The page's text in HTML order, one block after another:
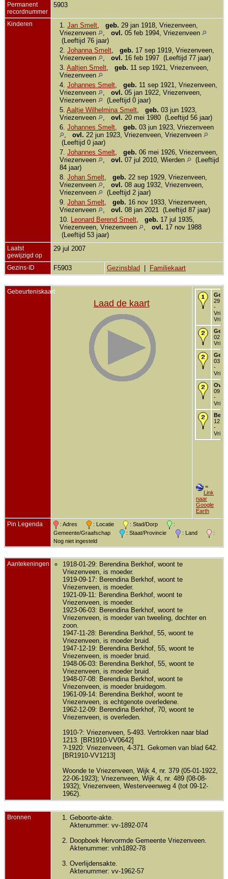
Permanent
recordnummer
5903
Kinderen 1. Jan Smelt geb. 29 jan 1918, Vriezenveen,
Vriezenveen
ovl. 05 feb 1994, Vriezenveen
(Leeftijd 76 jaar)
2. Johanna Smelt geb. 17 sep 1919, Vriezenveen,
Vriezenveen
ovl. 16 feb 1997 (Leeftijd 77 jaar)
3. Aaltjen Smelt geb. 11 sep 1921, Vriezenveen,
Vriezenveen
4. Johannes Smelt geb. 11 sep 1921, Vriezenveen,
Vriezenveen
ovl. 05 jan 1922, Vriezenveen,
Vriezenveen
(Leeftijd 0 jaar)
5. Aaltje Wilhelmina Smelt geb. 03 jun 1923,
Vriezenveen
ovl. 20 mei 1980 (Leeftijd 56 jaar)
6. Johannes Smelt geb. 03 jun 1923, Vriezenveen
ovl. 22 jun 1923, Vriezenveen, Vriezenveen
(Leeftijd 0 jaar)
7. Johannes Smelt geb. 06 mei 1926, Vriezenveen,
Vriezenveen
ovl. 07 jul 2010, Wierden
(Leeftijd
84 jaar)
8. Johan Smelt geb. 22 sep 1929, Vriezenveen,
Vriezenveen
ovl. 08 aug 1932, Vriezenveen,
Vriezenveen
(Leeftijd 2 jaar)
9. Johan Smelt geb. 16 nov 1933, Vriezenveen,
Vriezenveen
ovl. 08 jan 2021 (Leeftijd 87 jaar)
10.
Leonard Berend Smelt geb. 17 jul 1935,
Vriezenveen, Vriezenveen
ovl. 17 nov 1988
(Leeftijd 53 jaar)
Laatst
gewijzigd op
29 jul 2007
Gezins-ID F5903 Gezinsblad Familiekaart
Gebeurteniskaart
Laad de kaart
29
-
02
03
-
09
-
12
-
=
Link
naar
Google
Earth
Pin Legenda : Adres : Locatie : Stad/Dorp
:
Gemeente/Graafschap
: Staat/Provincie : Land
:
Nog niet ingesteld
Aantekeningen
1918-01-29: Berendina Berkhof, woont te
Vriezenveen, is moeder.
1919-09-17: Berendina Berkhof, woont te
Vriezenveen, is moeder.
1921-09-11: Berendina Berkhof, woont te
Vriezenveen, is moeder.
1923-06-03: Berendina Berkhof, woont te
Vriezenveen, is moeder van tweeling, dochter en
zoon.
1947-11-28: Berendina Berkhof, 55, woont te
Vriezenveen, is moeder bruid.
1947-12-19: Berendina Berkhof, 55, woont te
Vriezenveen, is moeder bruid.
1948-06-03: Berendina Berkhof, 55, woont te
Vriezenveen, is moeder bruid.
1948-07-08: Berendina Berkhof, woont te
Vriezenveen, is moeder bruidegom.
1961-09-14: Berendina Berkhof, woont te
Vriezenveen, is echtgenote overledene.
1962-12-09: Berendina Berkhof, 70, woont te
Vriezenveen, is overleden.
1910-?: Vriezenveen, 5-493. Vertrokken naar blad
1213. [BR1910-VV0642]
?-1920: Vriezenveen, 4-371. Gekomen van blad 642.
[BR1910-VV1213]
Woonde te Vriezenveen, Wijk 4, nr. 379 (05-01-1922,
22-06-1923); Vriezenveen, Wijk 4, nr. 489 (08-08-
1932); Vriezenveen, Westerveenweg 4 (tot 09-12-
1962).
Bronnen
Geboorte-akte.
Aktenummer: vv-1892-074
Doopboek Hervormde Gemeente Vriezenveen.
Aktenummer: vnh1892-78
Overlijdensakte.
Aktenummer: vv-1962-57